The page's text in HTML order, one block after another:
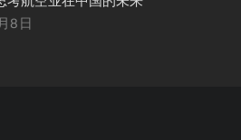
8日